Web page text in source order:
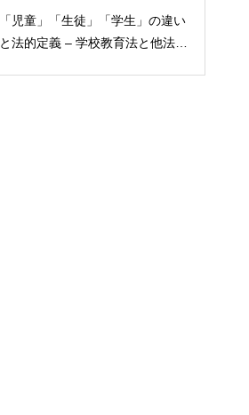
「児童」「生徒」「学生」の違い
と法的定義 – 学校教育法と他法律